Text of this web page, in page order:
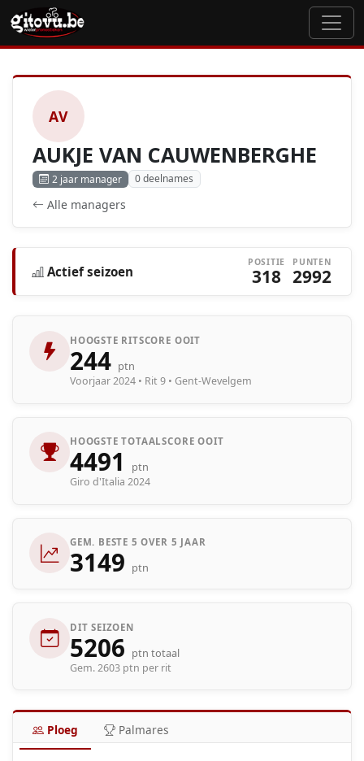
AV
AUKJE VAN CAUWENBERGHE
2 jaar manager 0 deelnames
Alle managers
Actief seizoen
POSITIE
318
PUNTEN
2992
HOOGSTE RITSCORE OOIT
244 ptn
Voorjaar 2024 • Rit 9 • Gent-Wevelgem
HOOGSTE TOTAALSCORE OOIT
4491 ptn
Giro d'Italia 2024
GEM. BESTE 5 OVER 5 JAAR
3149 ptn
DIT SEIZOEN
5206 ptn totaal
Gem. 2603 ptn per rit
Ploeg Palmares